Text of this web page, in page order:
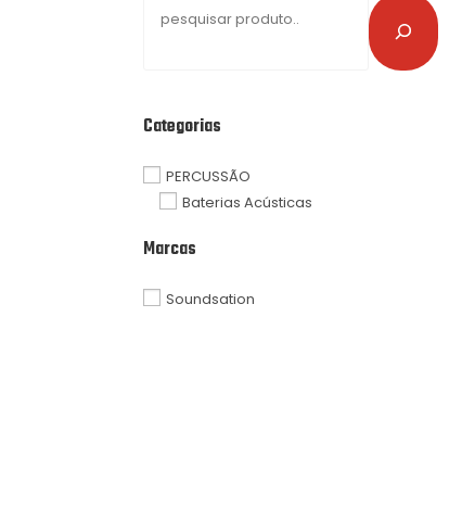
Categorias
PERCUSSÃO
Baterias Acústicas
Marcas
Soundsation